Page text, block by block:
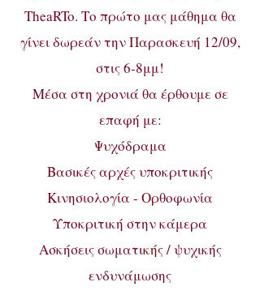
TheaRTo. Το πρώτο μας μάθημα θα
γίνει δωρεάν την Παρασκευή 12/09,
στις 6-8μμ!
Μέσα στη χρονιά θα έρθουμε σε
επαφή με:
Ψυχόδραμα
Βασικές αρχές υποκριτικής
Κινησιολογία - Ορθοφωνία
Υποκριτική στην κάμερα
Ασκήσεις σωματικής / ψυχικής
ενδυνάμωσης